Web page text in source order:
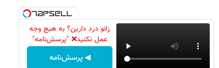
زانو درد دارین؟ به هیچ وجه
عمل نکنید❌ "پرسش‌نامه"
◀ پرسش‌نامه